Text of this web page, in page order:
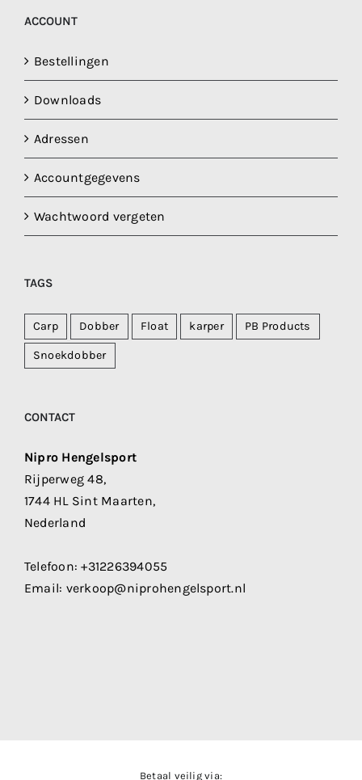
ACCOUNT
Bestellingen
Downloads
Adressen
Accountgegevens
Wachtwoord vergeten
TAGS
Carp Dobber Float karper PB Products
Snoekdobber
CONTACT
Nipro Hengelsport
Rijperweg 48,
1744 HL Sint Maarten,
Nederland
Telefoon:+31226394055
Email: verkoop@niprohengelsport.nl
Betaal veilig via: